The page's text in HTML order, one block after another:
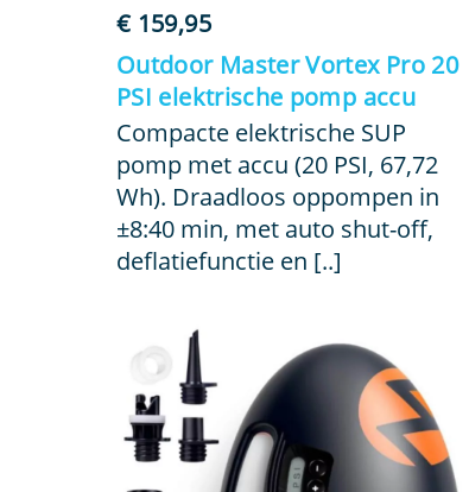
€159,95
Outdoor Master Vortex Pro 20
PSI elektrische pomp accu
Compacte elektrische SUP
pomp met accu (20 PSI, 67,72
Wh). Draadloos oppompen in
±8:40 min, met auto shut-off,
deflatiefunctie en [..]